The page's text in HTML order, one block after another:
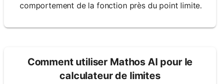
comportement de la fonction près du point limite.
Comment utiliser Mathos AI pour le
calculateur de limites